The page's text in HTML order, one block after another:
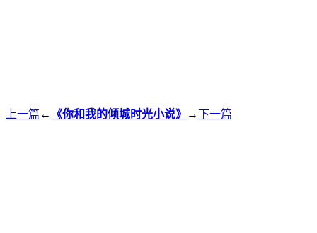
上一篇 ← 《你和我的倾城时光小说》 →下一篇